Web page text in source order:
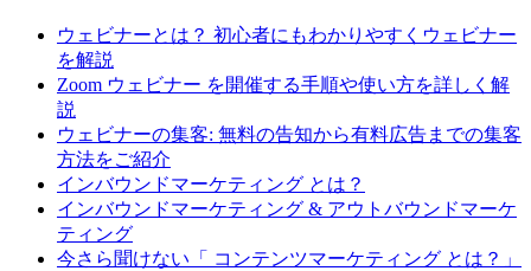
ウェビナーとは？ 初心者にもわかりやすくウェビナー
を解説
Zoom ウェビナー を開催する手順や使い方を詳しく解
説
ウェビナーの集客: 無料の告知から有料広告までの集客
方法をご紹介
インバウンドマーケティング とは？
インバウンドマーケティング & アウトバウンドマーケ
ティング
今さら聞けない「 コンテンツマーケティング とは？」